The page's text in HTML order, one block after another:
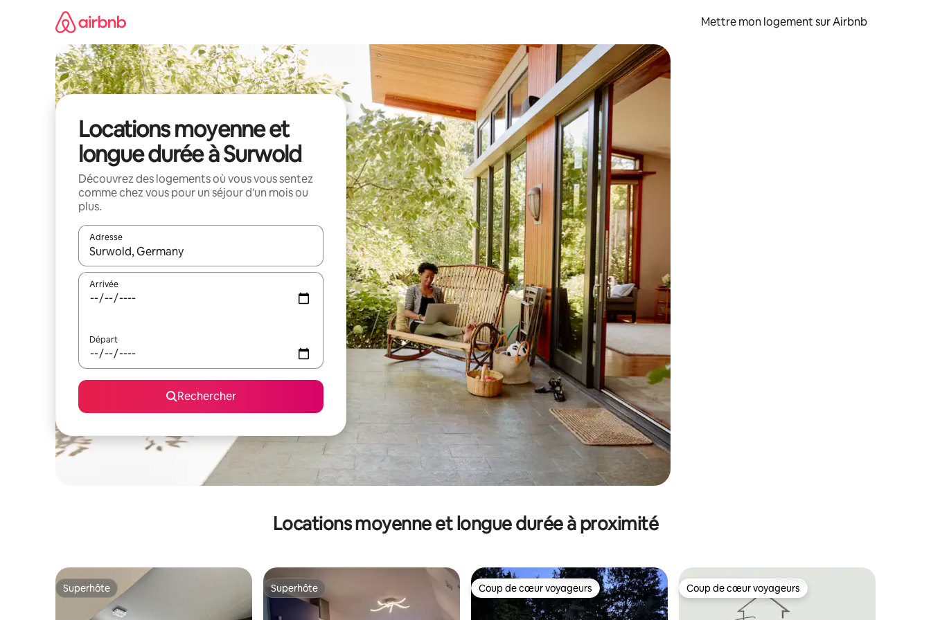
Mettre mon logement sur Airbnb
Locations moyenne et
longue durée à Surwold
Découvrez des logements où vous vous sentez
comme chez vous pour un séjour d'un mois ou
plus.
Adresse
Lorsque les résultats s'affichent, utilisez les flèches vers le haut et vers le bas pour les parcourir ou en appuyant et en faisant glisser.
Arrivée
Départ
Rechercher
Locations moyenne et longue durée à proximité
Superhôte
Superhôte Superhôte
Superhôte Coup de cœur voyageurs
Coup de cœur voyageurs Coup de cœur voyageurs
Coup de cœur voyageurs